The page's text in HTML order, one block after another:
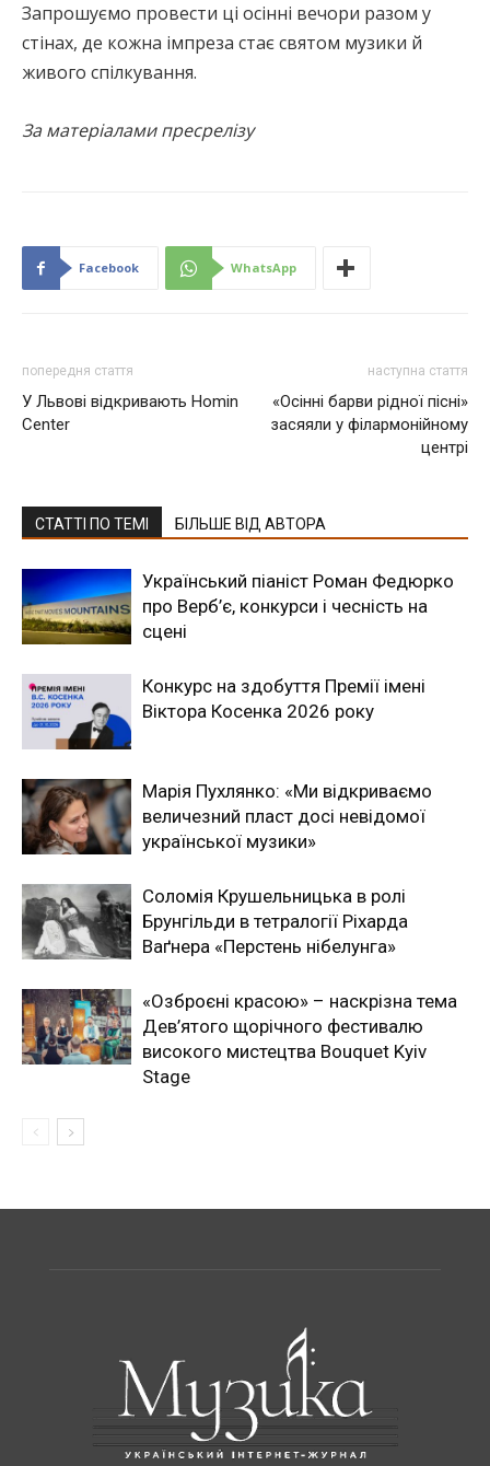
Запрошуємо провести ці осінні вечори разом у
стінах, де кожна імпреза стає святом музики й
живого спілкування.
За матеріалами пресрелізу
Facebook WhatsApp
попередня стаття
У Львові відкривають Homin
Center
наступна стаття
«Осінні барви рідної пісні»
засяяли у філармонійному
центрі
СТАТТІ ПО ТЕМІ БІЛЬШЕ ВІД АВТОРА
Український піаніст Роман Федюрко
про Верб’є, конкурси і чесність на
сцені
Конкурс на здобуття Премії імені
Віктора Косенка 2026 року
Марія Пухлянко: «Ми відкриваємо
величезний пласт досі невідомої
української музики»
Соломія Крушельницька в ролі
Брунгільди в тетралогії Ріхарда
Ваґнера «Перстень нібелунга»
«Озброєні красою» – наскрізна тема
Дев’ятого щорічного фестивалю
високого мистецтва Bouquet Kyiv
Stage